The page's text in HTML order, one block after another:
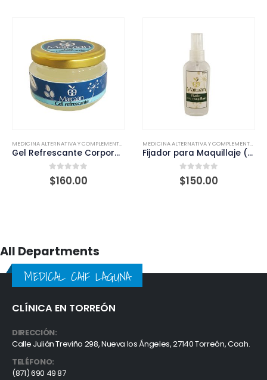
MEDICINA ALTERNATIVA Y COMPLEMENTARIA
Gel Refrescante Corporal (110 ml.)
out of 5
160.00
MEDICINA ALTERNATIVA Y COMPLEMENTARIA
Fijador para Maquillaje (90 ml.)
out of 5
150.00
All Departments
MEDICAL CAIF LAGUNA
CLÍNICA EN TORREÓN
DIRECCIÓN:
Calle Julián Treviño 298, Nueva los Ángeles, 27140 Torreón, Coah.
TELÉFONO:
(871) 690 49 87